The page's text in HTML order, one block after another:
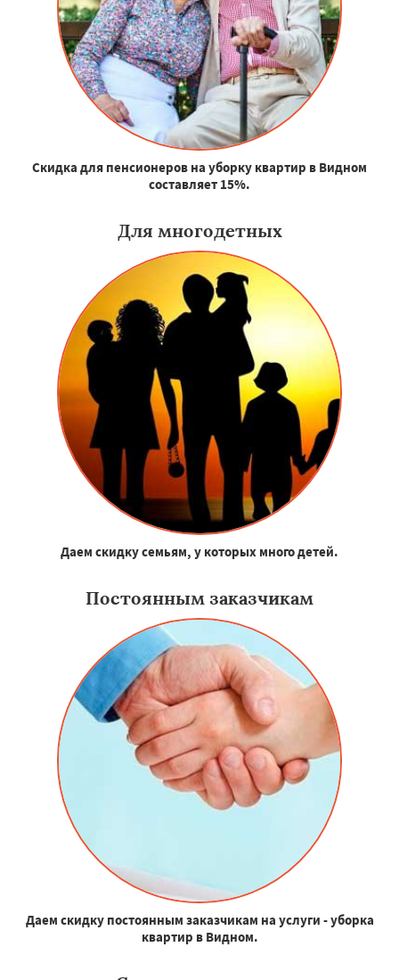
Скидка для пенсионеров на уборку квартир в Видном
составляет 15%.
Для многодетных
Даем скидку семьям, у которых много детей.
Постоянным заказчикам
Даем скидку постоянным заказчикам на услуги - уборка
квартир в Видном.